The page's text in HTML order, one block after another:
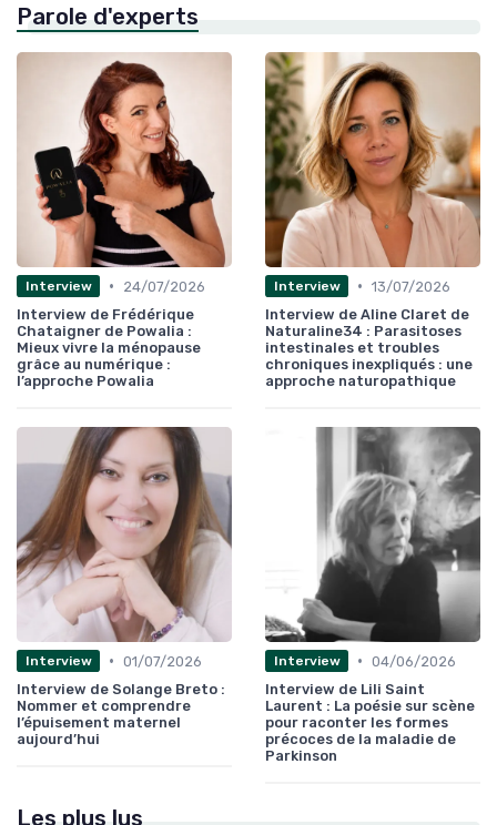
Parole d'experts
Interview •
24/07/2026
Interview de Frédérique
Chataigner de Powalia :
Mieux vivre la ménopause
grâce au numérique :
l’approche Powalia
Interview • 13/07/2026
Interview de Aline Claret de
Naturaline34 : Parasitoses
intestinales et troubles
chroniques inexpliqués : une
approche naturopathique
Interview • 01/07/2026
Interview de Solange Breto :
Nommer et comprendre
l’épuisement maternel
aujourd’hui
Interview • 04/06/2026
Interview de Lili Saint
Laurent : La poésie sur scène
pour raconter les formes
précoces de la maladie de
Parkinson
Les plus lus